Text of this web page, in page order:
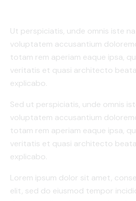
Ut perspiciatis, unde omnis iste
voluptatem accusantium
totam rem aperiam eaque ipsa,
veritatis et quasi architecto
explicabo.
Sed ut perspiciatis, unde omnis
voluptatem accusantium
totam rem aperiam eaque ipsa,
veritatis et quasi architecto
explicabo.
Lorem ipsum dolor sit amet,
elit, sed do eiusmod tempor